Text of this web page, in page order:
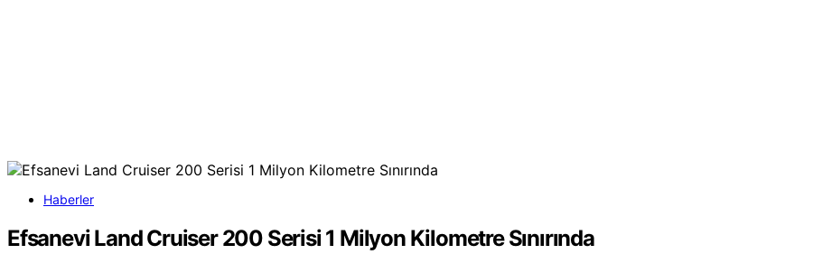
Haberler
Efsanevi Land Cruiser 200 Serisi 1 Milyon Kilometre Sınırında